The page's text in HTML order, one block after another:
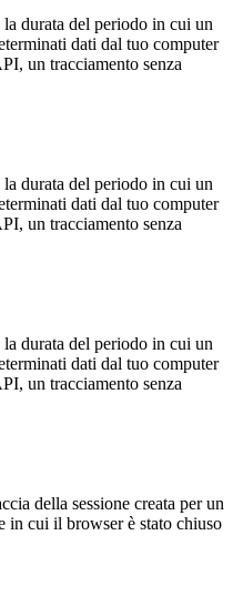
durata del periodo in cui un
dati dal tuo computer
un tracciamento senza
durata del periodo in cui un
dati dal tuo computer
un tracciamento senza
durata del periodo in cui un
dati dal tuo computer
un tracciamento senza
della sessione creata per un
in cui il browser è stato chiuso